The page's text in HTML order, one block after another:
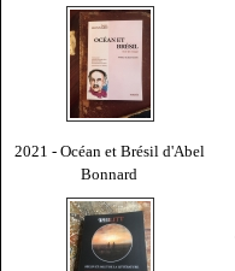
2021 - Océan et Brésil d'Abel
Bonnard